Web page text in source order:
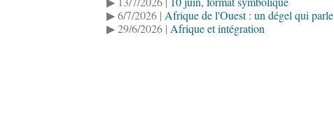
▶ 6/7/2026 | Afrique de l'Ouest : un dégel qui parle
▶ 29/6/2026 | Afrique et intégration